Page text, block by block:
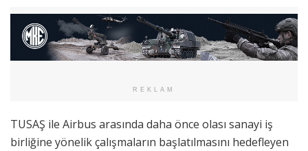
REKLAM
TUSAŞ ile Airbus arasında daha önce olası sanayi iş
birliğine yönelik çalışmaların başlatılmasını hedefleyen